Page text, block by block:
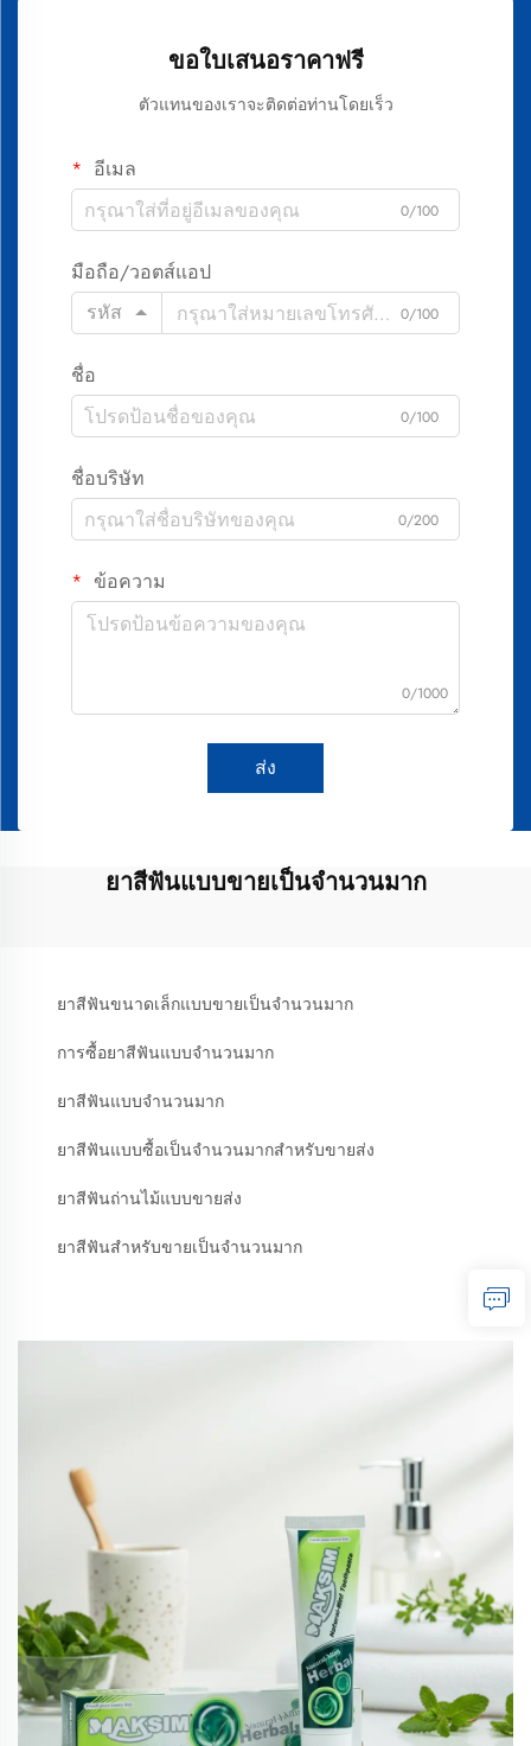
ขอใบเสนอราคาฟรี
ตัวแทนของเราจะติดต่อท่านโดยเร็ว
อีเมล
0/100
มือถือ/วอตส์แอป
รหัส
0/100
ชื่อ
0/100
ชื่อบริษัท
0/200
ข้อความ
0/1000
ส่ง
ยาสีฟันแบบขายเป็นจำนวนมาก
ยาสีฟันขนาดเล็กแบบขายเป็นจำนวนมาก
การซื้อยาสีฟันแบบจำนวนมาก
ยาสีฟันแบบจำนวนมาก
ยาสีฟันแบบซื้อเป็นจำนวนมากสำหรับขายส่ง
ยาสีฟันถ่านไม้แบบขายส่ง
ยาสีฟันสำหรับขายเป็นจำนวนมาก